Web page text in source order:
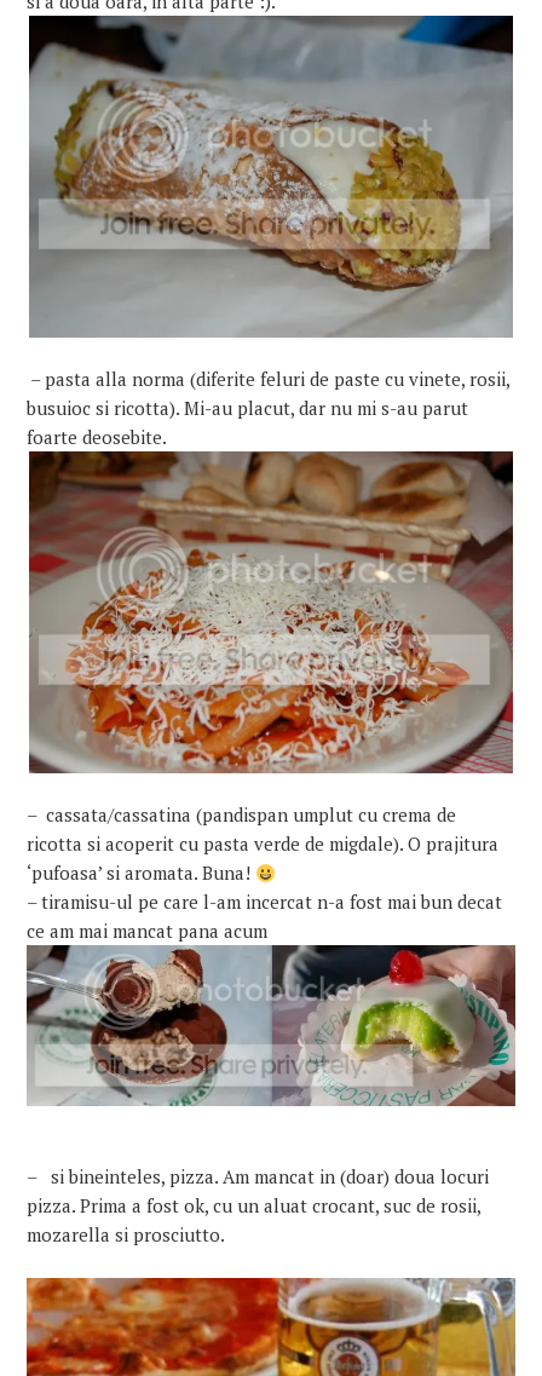
– pasta alla norma (diferite feluri de paste cu vinete, rosii,
busuioc si ricotta).Mi-au placut, dar nu mi s-au parut
foarte deosebite.
– cassata/cassatina (pandispan umplut cu crema de
ricotta si acoperit cu pasta verde de migdale). O prajitura
‘pufoasa’ si aromata. Buna!
– tiramisu-ul pe care l-am incercat n-a fost mai bun decat
ce am mai mancat pana acum
– si bineinteles, pizza. Am mancat in (doar) doua locuri
pizza. Prima a fost ok, cu un aluat crocant, suc de rosii,
mozarella si prosciutto.